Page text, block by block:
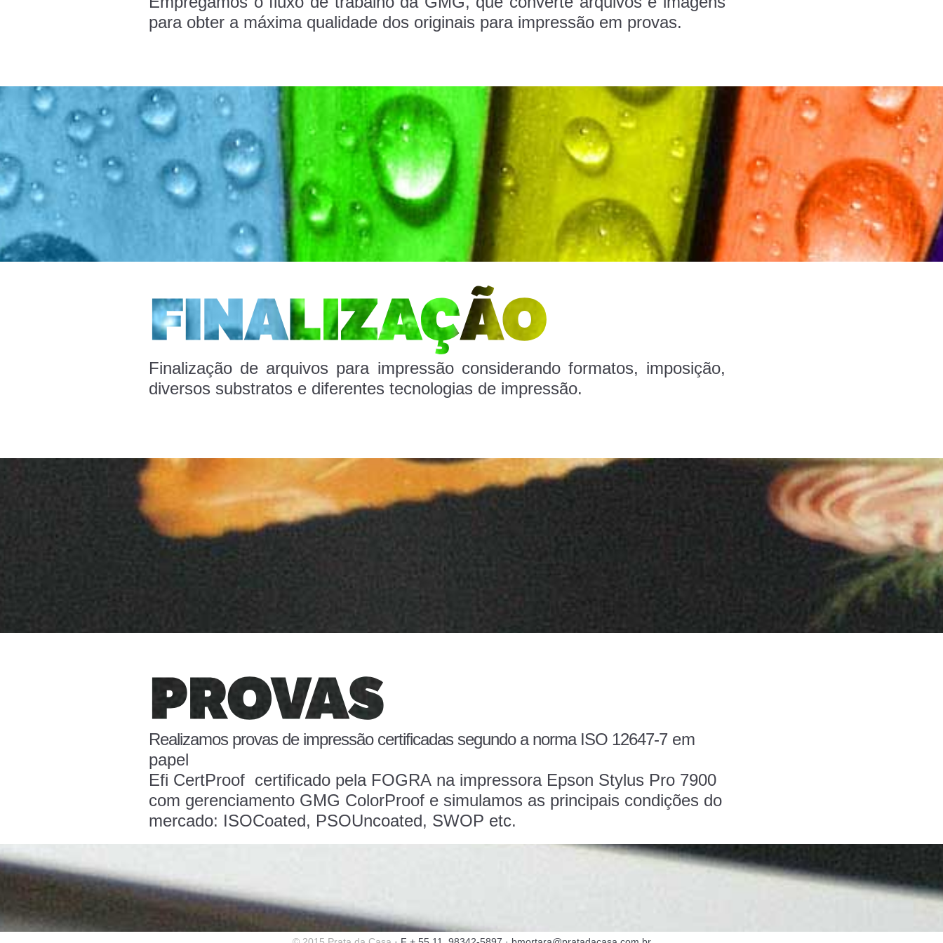
para obter a máxima qualidade dos originais para impressão em provas.
Finalização de arquivos para impressão considerando formatos, imposição,
diversos substratos e diferentes tecnologias de impressão.
Realizamos provas de impressão certificadas segundo a normaISO 12647-7em
papel
Efi CertProof certificado pela FOGRA na impressora Epson Stylus Pro 7900
com gerenciamento GMG ColorProof e simulamos as principais condições do
mercado: ISOCoated, PSOUncoated, SWOP etc.